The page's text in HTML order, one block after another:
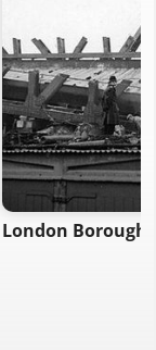
London Borough